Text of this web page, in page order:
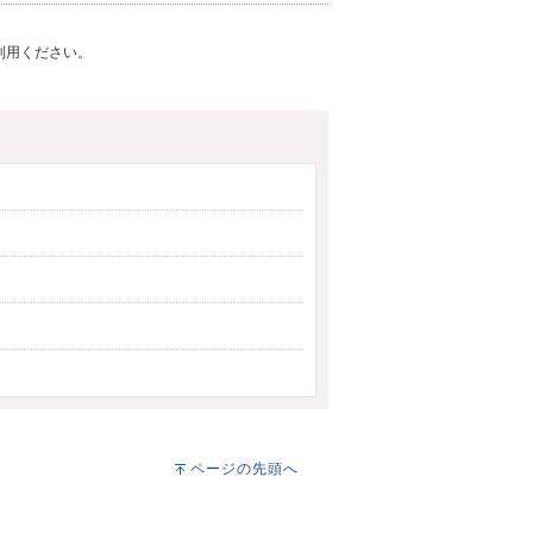
ください。
ページの先頭へ